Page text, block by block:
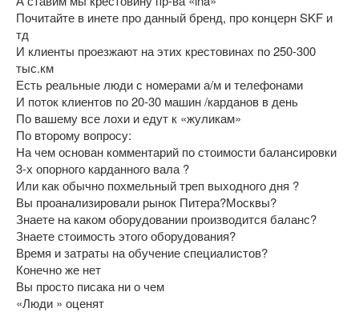
Почитайте в инете про данный бренд, про концерн SKF и
тд
И клиенты проезжают на этих крестовинах по 250-300
тыс.км
Есть реальные люди с номерами а/м и телефонами
И поток клиентов по 20-30 машин /карданов в день
По вашему все лохи и едут к «жуликам»
По второму вопросу:
На чем основан комментарий по стоимости балансировки
3-х опорного карданного вала ?
Или как обычно похмельный треп выходного дня ?
Вы проанализировали рынок Питера?Москвы?
Знаете на каком оборудовании производится баланс?
Знаете стоимость этого оборудования?
Время и затраты на обучение специалистов?
Конечно же нет
Вы просто писака ни о чем
«Люди » оценят